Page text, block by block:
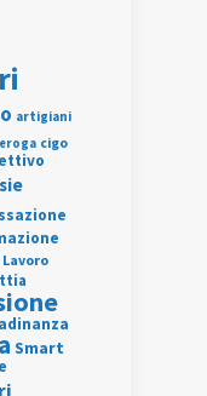
artigiani
cigo
Lavoro
Smart